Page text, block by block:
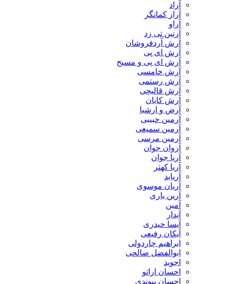
آراز کمانگر
آراو
آرتین تی زد
آرش آردفروشان
آرش ای پی
آرش ای پی و مسیح
آرش خامسی
آرش رستمی
آرش قالیچی
آرش کایان
​آرض و ارشیا
آرمین حبیبی
آرمین سمیعی
آرمین مرسی
آروان جوان
آریا جوان
آریا کهتر
آریابد
آریان موسوی
آرین یاری
آمین
آیدار
آیسا حیدری
آیکان رفیعی
ابراهیم چاردولی
ابوالفضل صالحی
اجوید
احسان اراتو
احسان پیوندی